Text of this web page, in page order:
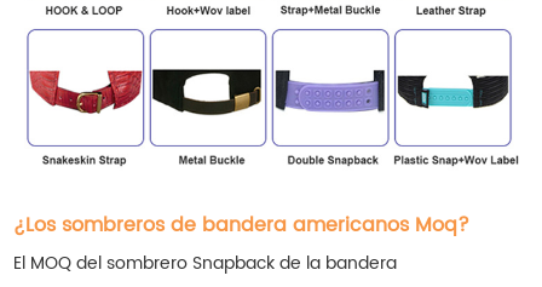
¿Los sombreros de bandera americanos Moq?
El MOQ del sombrero Snapback de la bandera